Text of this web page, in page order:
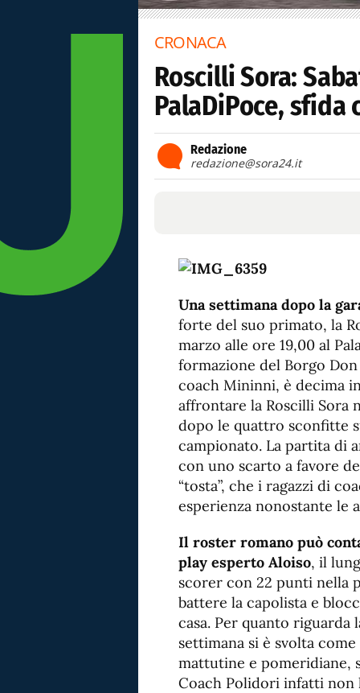
CRONACA
Roscilli Sora:
PalaDiPoce, sfida
Redazione
redazione@sora24.it
Una settimana dopo la
forte del suo primato, la
marzo alle ore 19,00 al
formazione del Borgo Don
coach Mininni, è decima
affrontare la Roscilli
dopo le quattro sconfitte
campionato. La partita di
con uno scarto a favore
“tosta”, che i ragazzi di
esperienza nonostante le
Il roster romano può
play esperto Aloiso, il
scorer con 22 punti nella
battere la capolista e
casa. Per quanto riguarda
settimana si è svolta
mattutine e pomeridiane,
Coach Polidori infatti non